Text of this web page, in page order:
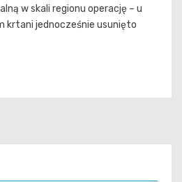
w skali regionu operację – u
krtani jednocześnie usunięto